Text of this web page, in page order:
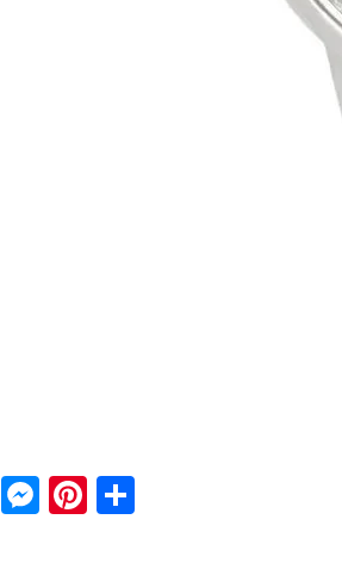
Facebook
Messenger
Pinterest